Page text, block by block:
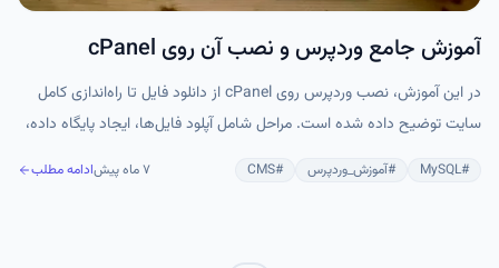
آموزش جامع وردپرس و نصب آن روی cPanel
در این آموزش، نصب وردپرس روی cPanel از دانلود فایل تا راه‌اندازی کامل
سایت توضیح داده شده است. مراحل شامل آپلود فایل‌ها، ایجاد پایگاه داده،
#
MySQL
#آموزش_وردپرس #
CMS ۷ ماه پیش ادامه مطلب